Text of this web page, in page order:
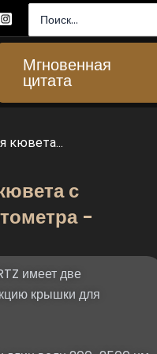
Мгновенная
цитата
кювета...
с
-
имеет две
крышки для